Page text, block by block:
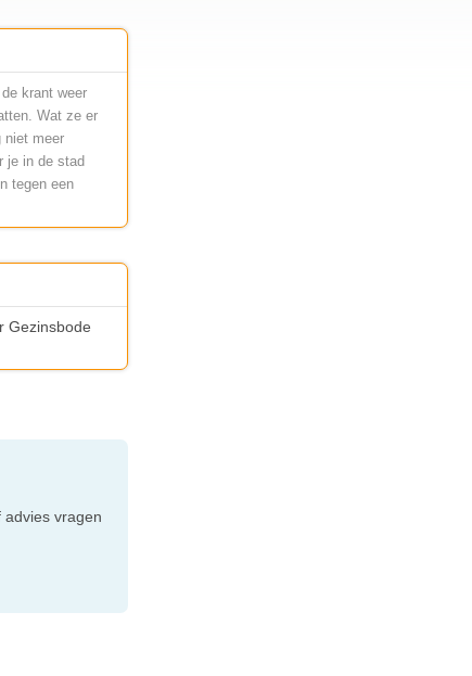
krant weer
Wat ze er
niet meer
je in de stad
tegen een
Gezinsbode
vragen